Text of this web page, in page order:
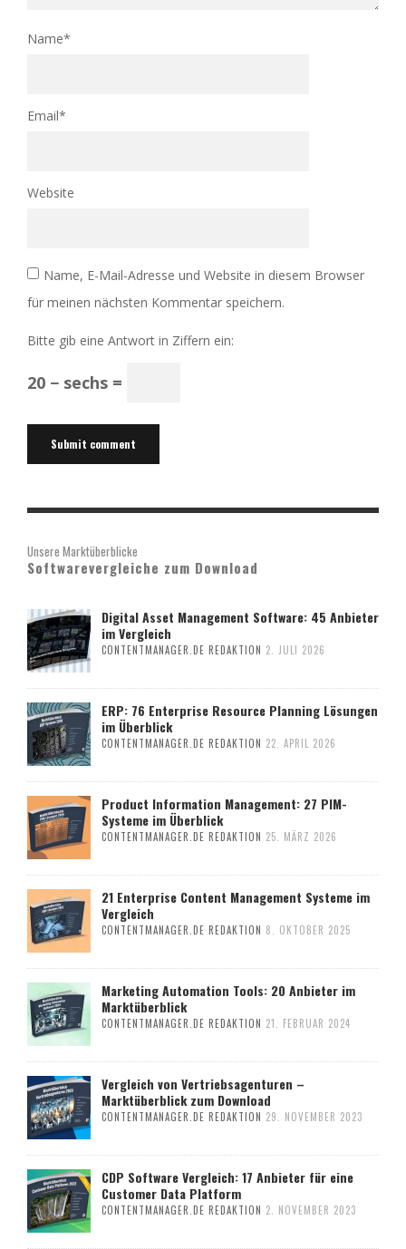
Name*
Email*
Website
Name, E-Mail-Adresse und Website in diesem Browser
für meinen nächsten Kommentar speichern.
Bitte gib eine Antwort in Ziffern ein:
20 − sechs =
Unsere Marktüberblicke
Softwarevergleiche zum Download
Digital Asset Management Software: 45 Anbieter
im Vergleich
CONTENTMANAGER.DE REDAKTION 2. JULI 2026
ERP: 76 Enterprise Resource Planning Lösungen
im Überblick
CONTENTMANAGER.DE REDAKTION 22. APRIL 2026
Product Information Management: 27 PIM-
Systeme im Überblick
CONTENTMANAGER.DE REDAKTION 25. MÄRZ 2026
21 Enterprise Content Management Systeme im
Vergleich
CONTENTMANAGER.DE REDAKTION 8. OKTOBER 2025
Marketing Automation Tools: 20 Anbieter im
Marktüberblick
CONTENTMANAGER.DE REDAKTION 21. FEBRUAR 2024
Vergleich von Vertriebsagenturen –
Marktüberblick zum Download
CONTENTMANAGER.DE REDAKTION 29. NOVEMBER 2023
CDP Software Vergleich: 17 Anbieter für eine
Customer Data Platform
CONTENTMANAGER.DE REDAKTION 2. NOVEMBER 2023